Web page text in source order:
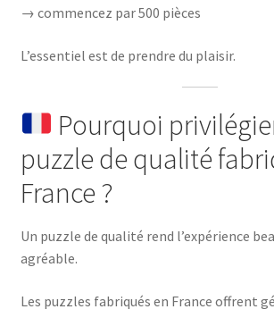
→ commencez par 500 pièces
L’essentiel est de prendre du plaisir.
Pourquoi
puzzle de qualité
France ?
Un puzzle de qualité rend l’expérience
agréable.
Les puzzles fabriqués en France offrent